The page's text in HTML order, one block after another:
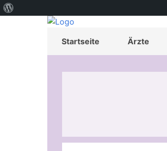
Startseite Ärzte